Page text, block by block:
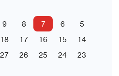
5
6
7
8
9
14
15
16
17
18
23
24
25
26
27